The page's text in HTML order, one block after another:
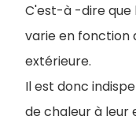
C'est-à -dire
varie en
extérieure.
Il est donc
de chaleur à leur